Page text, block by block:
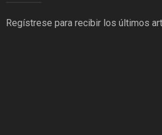
Regístrese para recibir los últimos